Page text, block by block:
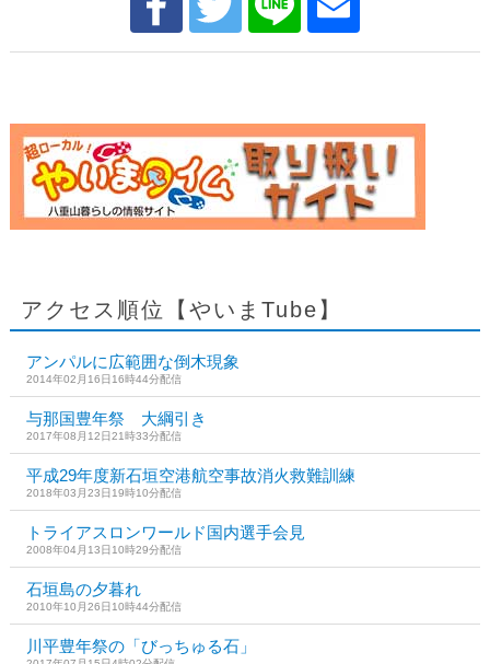
アクセス順位【やいまTube】
アンパルに広範囲な倒木現象
2014年02月16日16時44分配信
与那国豊年祭 大綱引き
2017年08月12日21時33分配信
平成29年度新石垣空港航空事故消火救難訓練
2018年03月23日19時10分配信
トライアスロンワールド国内選手会見
2008年04月13日10時29分配信
石垣島の夕暮れ
2010年10月26日10時44分配信
川平豊年祭の「びっちゅる石」